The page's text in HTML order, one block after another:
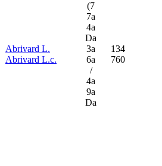
Abrivard L.
Abrivard L.c.
(7
7a
4a
Da
3a
6a
/
4a
9a
Da
134
760